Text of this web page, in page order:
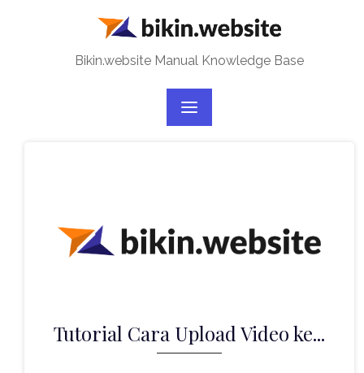
Bikin.website Manual Knowledge Base
Tutorial Cara Upload Video ke...